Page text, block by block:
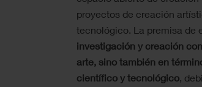
proyectos de creación
tecnológico. La premisa de
investigación y creación
arte, sino también en
científico y tecnológico,